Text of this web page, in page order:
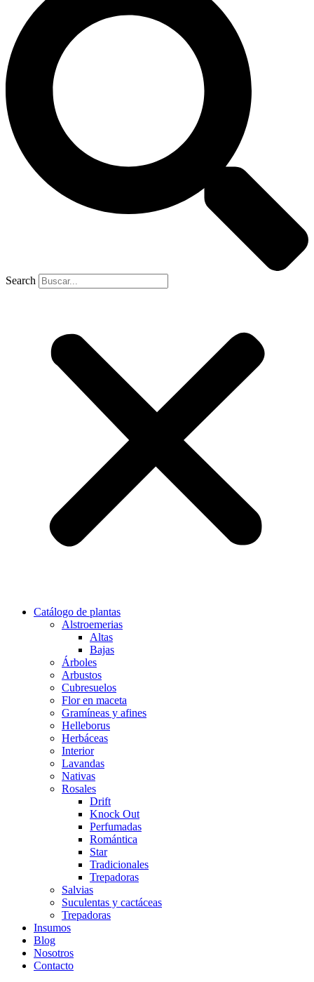
Search
Catálogo de plantas
Alstroemerias
Altas
Bajas
Árboles
Arbustos
Cubresuelos
Flor en maceta
Gramíneas y afines
Helleborus
Herbáceas
Interior
Lavandas
Nativas
Rosales
Drift
Knock Out
Perfumadas
Romántica
Star
Tradicionales
Trepadoras
Salvias
Suculentas y cactáceas
Trepadoras
Insumos
Blog
Nosotros
Contacto